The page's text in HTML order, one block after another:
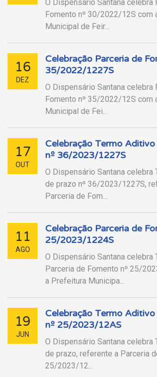
O Dispensário Santana celebra
Fomento nº 30/2022/12S com
Municipal de Feir...
16
DEZ
Celebração Parceria de
35/2022/1227S
O Dispensário Santana celebra
Fomento nº 35/2022/12S com
Municipal de Fei...
17
OUT
Celebração Termo
nº 36/2023/1227S
O Dispensário Santana celebra
de prazo nº 36/2023/1227S,
Parceria de Fom...
11
AGO
Celebração Parceria de
25/2023/1224S
O Dispensário Santana celebra
Parceria de Fomento nº 25/
a Prefeitura Municipa...
19
JUN
Celebração Termo
nº 25/2023/12AS
O Dispensário Santana celebra
de prazo, referente a Parceria
25/2023/12...